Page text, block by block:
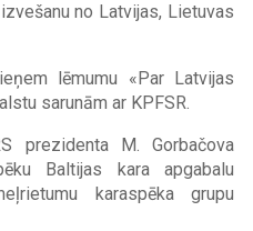
no Latvijas, Lietuvas
lēmumu «Par Latvijas
sarunām ar KPFSR.
prezidenta M. Gorbačova
Baltijas kara apgabalu
karaspēka grupu